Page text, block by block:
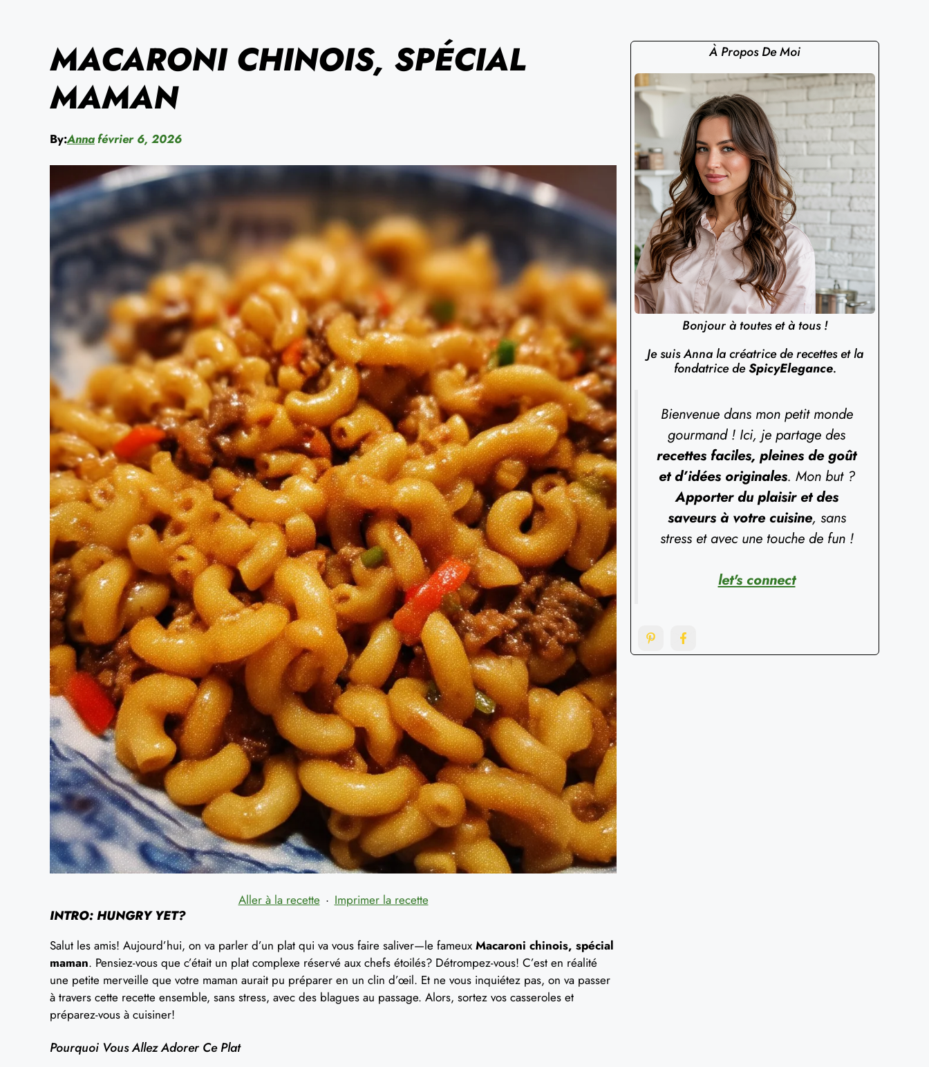
MACARONI CHINOIS, SPÉCIAL
MAMAN
By:Annafévrier 6, 2026
Aller à la recette · Imprimer la recette
INTRO: HUNGRY YET?
Salut les amis! Aujourd’hui, on va parler d’un plat qui va vous faire saliver—le fameux Macaroni chinois, spécial
maman. Pensiez-vous que c’était un plat complexe réservé aux chefs étoilés? Détrompez-vous! C’est en réalité
une petite merveille que votre maman aurait pu préparer en un clin d’œil. Et ne vous inquiétez pas, on va passer
à travers cette recette ensemble, sans stress, avec des blagues au passage. Alors, sortez vos casseroles et
préparez-vous à cuisiner!
Pourquoi Vous Allez Adorer Ce Plat
À Propos De Moi
Bonjour à toutes et à tous !
Je suis Anna la créatrice de recettes et la
fondatrice deSpicyElegance.
Bienvenue dans mon petit monde
gourmand ! Ici, je partage des
recettes faciles, pleines de goût
et d’idées originales. Mon but ?
Apporter du plaisir et des
saveurs à votre cuisine, sans
stress et avec une touche de fun !
let's connect